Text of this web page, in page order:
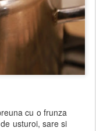
cu o frunza
usturoi, sare si